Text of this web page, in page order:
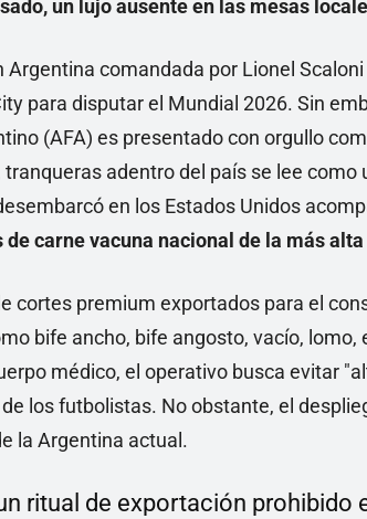
un lujo ausente en las mesas
Argentina comandada por Lionel
para disputar el Mundial 2026. Sin
(AFA) es presentado con orgullo
tranqueras adentro del país se lee
en los Estados Unidos
de carne vacuna nacional de la más
cortes premium exportados para el
bife ancho, bife angosto, vacío,
médico, el operativo busca evitar
los futbolistas. No obstante, el
la Argentina actual.
ritual de exportación prohibido